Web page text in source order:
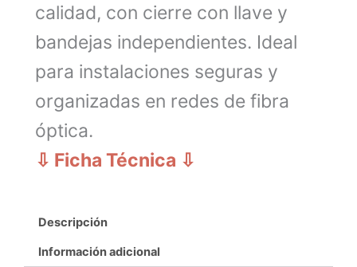
calidad, con cierre con llave y
bandejas independientes. Ideal
para instalaciones seguras y
organizadas en redes de fibra
óptica.
⇩ Ficha Técnica ⇩
Descripción
Información adicional